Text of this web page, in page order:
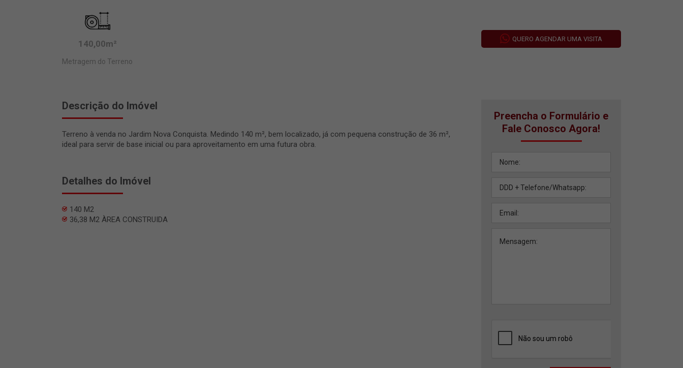
140,00m²
Metragem do Terreno
QUERO AGENDAR UMA VISITA
Descrição do Imóvel
Terreno à venda no Jardim Nova Conquista. Medindo 140 m², bem localizado, já com pequena construção de 36 m²,
ideal para servir de base inicial ou para aproveitamento em uma futura obra.
Detalhes do Imóvel
140 M2
36,38 M2 ÀREA CONSTRUIDA
Preencha o Formulário e
Fale Conosco Agora!